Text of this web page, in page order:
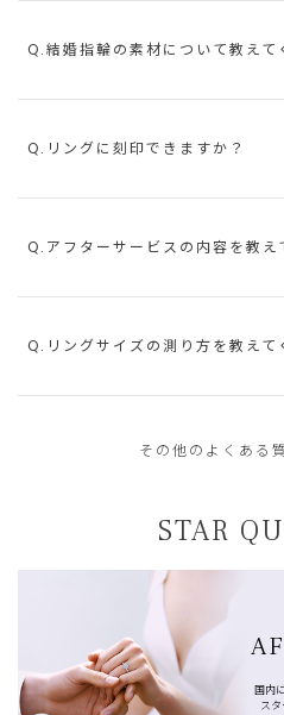
Q.結婚指輪の素材について教えて
Q.リングに刻印できますか？
Q.アフターサービスの内容を教え
Q.リングサイズの測り方を教えて
その他のよくある
STAR
国内
スタ